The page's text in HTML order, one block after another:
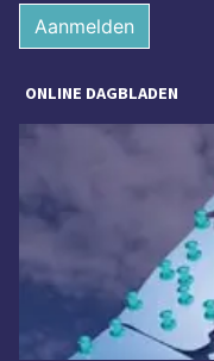
Aanmelden
ONLINE DAGBLADEN